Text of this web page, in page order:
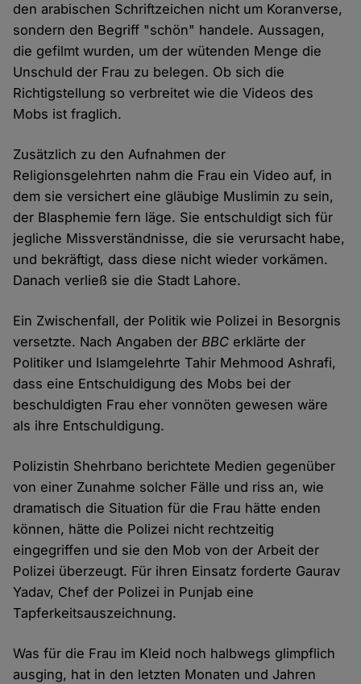
den arabischen Schriftzeichen nicht um Koranverse,
sondern den Begriff "schön" handele. Aussagen,
die gefilmt wurden, um der wütenden Menge die
Unschuld der Frau zu belegen. Ob sich die
Richtigstellung so verbreitet wie die Videos des
Mobs ist fraglich.
Zusätzlich zu den Aufnahmen der
Religionsgelehrten nahm die Frau ein Video auf, in
dem sie versichert eine gläubige Muslimin zu sein,
der Blasphemie fern läge. Sie entschuldigt sich für
jegliche Missverständnisse, die sie verursacht habe,
und bekräftigt, dass diese nicht wieder vorkämen.
Danach verließ sie die Stadt Lahore.
Ein Zwischenfall, der Politik wie Polizei in Besorgnis
versetzte. Nach Angaben derBBC erklärte der
Politiker und Islamgelehrte Tahir Mehmood Ashrafi,
dass eine Entschuldigung des Mobs bei der
beschuldigten Frau eher vonnöten gewesen wäre
als ihre Entschuldigung.
Polizistin Shehrbano berichtete Medien gegenüber
von einer Zunahme solcher Fälle und riss an, wie
dramatisch die Situation für die Frau hätte enden
können, hätte die Polizei nicht rechtzeitig
eingegriffen und sie den Mob von der Arbeit der
Polizei überzeugt. Für ihren Einsatz forderte Gaurav
Yadav, Chef der Polizei in Punjab eine
Tapferkeitsauszeichnung.
Was für die Frau im Kleid noch halbwegs glimpflich
ausging, hat in den letzten Monaten und Jahren